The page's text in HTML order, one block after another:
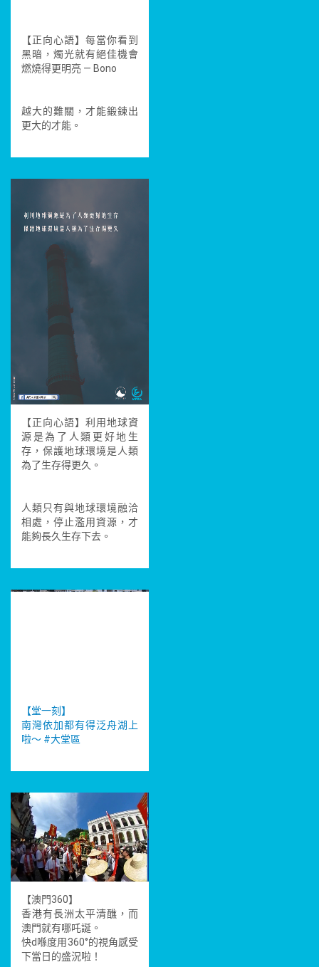
【正向心語】每當你看到
黑暗，燭光就有絕佳機會
燃燒得更明亮 — Bono
越大的難關，才能鍛鍊出
更大的才能。
【正向心語】利用地球資
源是為了人類更好地生
存，保護地球環境是人類
為了生存得更久。
人類只有與地球環境融洽
相處，停止濫用資源，才
能夠長久生存下去。
【堂一刻】
南灣依加都有得泛舟湖上
啦～ #大堂區
【澳門360】
香港有長洲太平清醮，而
澳門就有哪吒誕。
快d喺度用360°的視角感受
下當日的盛況啦！